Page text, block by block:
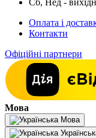
Сб, Нед -
Оплата і
Контакти
Офіційні партнери
Мова
Мова